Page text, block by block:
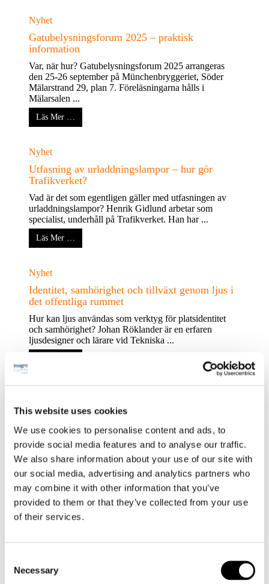
This website uses cookies
We use cookies to personalise content and ads, to
provide social media features and to analyse our traffic.
We also share information about your use of our site with
our social media, advertising and analytics partners who
may combine it with other information that you’ve
provided to them or that they’ve collected from your use
of their services.
Selection
Necessary
Nyhet
Gatubelysningsforum 2025 – praktisk
information
Var, när hur? Gatubelysningsforum 2025 arrangeras
den 25-26 september på Münchenbryggeriet, Söder
Mälarstrand 29, plan 7. Föreläsningarna hålls i
Mälarsalen ...
Läs Mer …
Nyhet
Utfasning av urladdningslampor – hur gör
Trafikverket?
Vad är det som egentligen gäller med utfasningen av
urladdningslampor? Henrik Gidlund arbetar som
specialist, underhåll på Trafikverket. Han har ...
Läs Mer …
Nyhet
Identitet, samhörighet och tillväxt genom ljus i
det offentliga rummet
Hur kan ljus användas som verktyg för platsidentitet
och samhörighet? Johan Röklander är en erfaren
ljusdesigner och lärare vid Tekniska ...
Stockholms stad – ny strategi för
Hur ser Stockholms stads nya belysningsstrategi ut?
Viveca Jansson är projektledare/ekolog, på enheten
naturmiljö, miljöförvaltningen i Stockholms stad. Hon
är ...
Läs Mer …
Hur kan man implementera smart belysning för både
natur och människa? Stefan Magnusson arbetar som